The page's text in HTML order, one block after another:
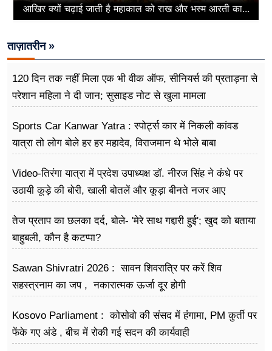
आखिर क्यों चढ़ाई जाती है महाकाल को राख और भस्म आरती का...
ताज़ातरीन »
120 दिन तक नहीं मिला एक भी वीक ऑफ, सीनियर्स की प्रताड़ना से
परेशान महिला ने दी जान; सुसाइड नोट से खुला मामला
Sports Car Kanwar Yatra : स्पोर्ट्स कार में निकली कांवड
यात्रा तो लोग बोले हर हर महादेव, विराजमान थे भोले बाबा
Video-तिरंगा यात्रा में प्रदेश उपाध्यक्ष डॉ. नीरज सिंह ने कंधे पर
उठायी कूड़े की बोरी, खाली बोतलें और कूड़ा बीनते नजर आए
तेज प्रताप का छलका दर्द, बोले- 'मेरे साथ गद्दारी हुई'; खुद को बताया
बाहुबली, कौन है कटप्पा?
Sawan Shivratri 2026 : सावन शिवरात्रि पर करें शिव
सहस्त्रनाम का जप , नकारात्मक ऊर्जा दूर होगी
Kosovo Parliament : कोसोवो की संसद में हंंगामा, PM कुर्ती पर
फेंके गए अंडे , बीच में रोकी गई सदन की कार्यवाही